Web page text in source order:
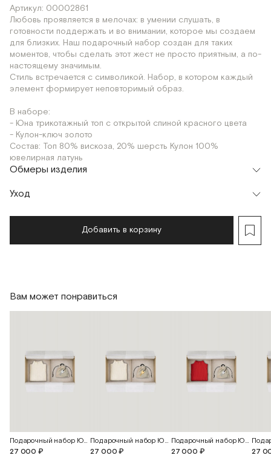
Артикул: 00002861
Любовь проявляется в мелочах: в умении слушать, в
готовности поддержать и во внимании, которое мы создаем
для близких. Наш подарочный набор создан для таких
моментов, чтобы сделать этот жест не просто приятным, а по-
настоящему значимым.
Стиль встречается с символикой. Набор, в котором каждый
элемент формирует неповторимый образ.
В наборе:
- Юна трикотажный топ с открытой спиной красного цвета
- Кулон-ключ золото
Состав: Топ 80% вискоза, 20% шерсть Кулон 100%
ювелирная латунь
Обмеры изделия
Уход
Добавить в корзину
Вам может понравиться
Подарочный набор Юна
27 000 ₽
Подарочный набор Юна
27 000 ₽
Подарочный набор Юна
27 000 ₽
27